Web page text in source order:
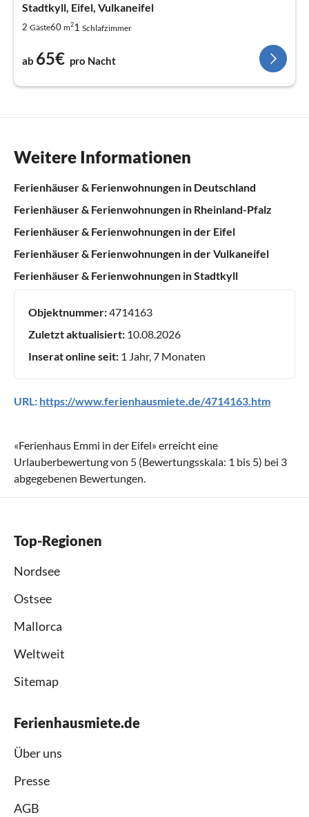
Stadtkyll, Eifel, Vulkaneifel
2 Gäste60 m21 Schlafzimmer
ab 65€ pro Nacht
Weitere Informationen
Ferienhäuser & Ferienwohnungen in Deutschland
Ferienhäuser & Ferienwohnungen in Rheinland-Pfalz
Ferienhäuser & Ferienwohnungen in der Eifel
Ferienhäuser & Ferienwohnungen in der Vulkaneifel
Ferienhäuser & Ferienwohnungen in Stadtkyll
Objektnummer:4714163
Zuletzt aktualisiert: 10.08.2026
Inserat online seit: 1 Jahr, 7 Monaten
URL: https://www.ferienhausmiete.de/4714163.htm
«Ferienhaus Emmi in der Eifel» erreicht eine
Urlauberbewertung von 5 (Bewertungsskala: 1 bis 5) bei 3
abgegebenen Bewertungen.
Top-Regionen
Nordsee
Ostsee
Mallorca
Weltweit
Sitemap
Ferienhausmiete.de
Über uns
Presse
AGB